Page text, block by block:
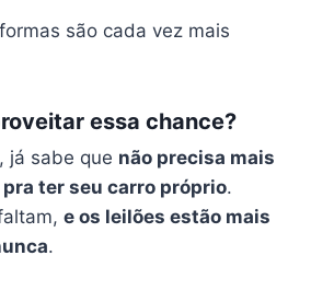
são cada vez mais
essa chance?
já sabe que não precisa mais
ter seu carro próprio.
e os leilões estão mais
.